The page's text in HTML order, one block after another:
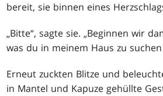
bereit, sie binnen eines
„Bitte“, sagte sie. „Beginnen wir
was du in meinem Haus zu suchen
Erneut zuckten Blitze und
in Mantel und Kapuze gehüllte